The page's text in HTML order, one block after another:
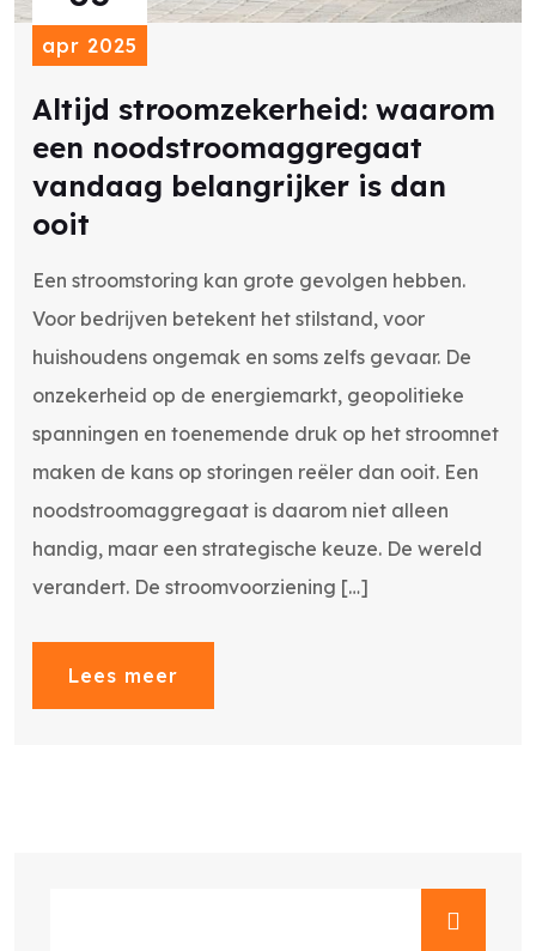
apr 2025
Altijd stroomzekerheid: waarom
een noodstroomaggregaat
vandaag belangrijker is dan
ooit
Een stroomstoring kan grote gevolgen hebben.
Voor bedrijven betekent het stilstand, voor
huishoudens ongemak en soms zelfs gevaar. De
onzekerheid op de energiemarkt, geopolitieke
spanningen en toenemende druk op het stroomnet
maken de kans op storingen reëler dan ooit. Een
noodstroomaggregaat is daarom niet alleen
handig, maar een strategische keuze. De wereld
verandert. De stroomvoorziening […]
Lees meer